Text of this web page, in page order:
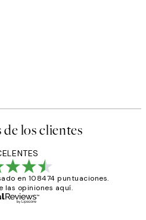
los clientes
en 108474 puntuaciones.
las opiniones aquí.